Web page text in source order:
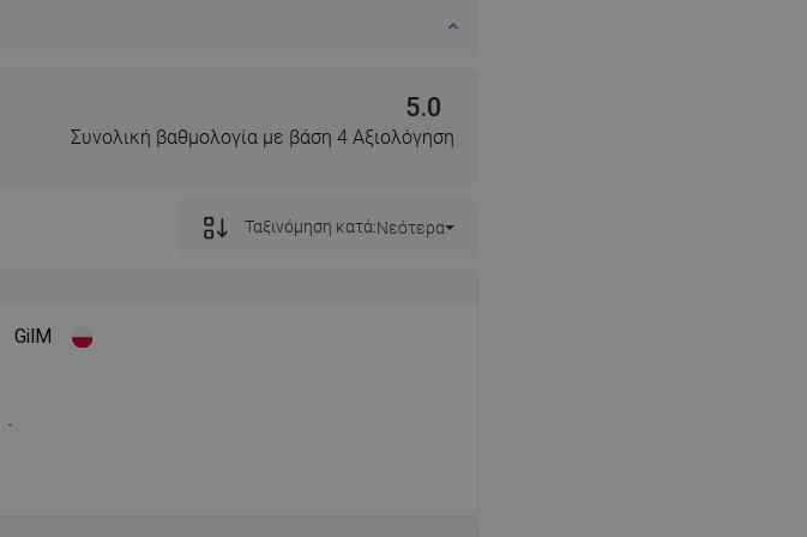
5.0
Συνολική βαθμολογία με βάση 4 Αξιολόγηση
Ταξινόμηση κατά:Νεότερα
GilM
-